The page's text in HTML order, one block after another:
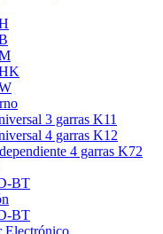
3 garras K11
4 garras K12
4 garras K72
BT
BT
Electrónico